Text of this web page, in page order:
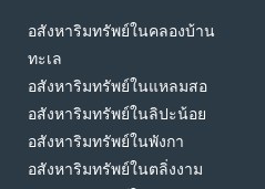
อสังหาริมทรัพย์ในคลองบ้าน
ทะเล
อสังหาริมทรัพย์ในแหลมสอ
อสังหาริมทรัพย์ในลิปะน้อย
อสังหาริมทรัพย์ในพังกา
อสังหาริมทรัพย์ในตลิ่งงาม